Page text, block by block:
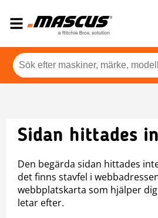
Sidan hittades
Den begärda sidan hittades
det finns stavfel i
webbplatskarta som hjälper
letar efter.